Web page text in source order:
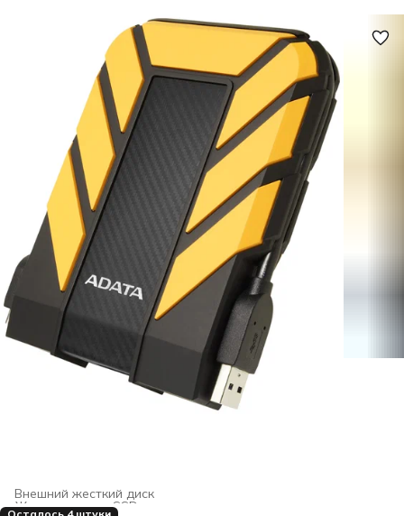
Внешний жесткий диск
Жесткие диски, SSD и сетевые накопители